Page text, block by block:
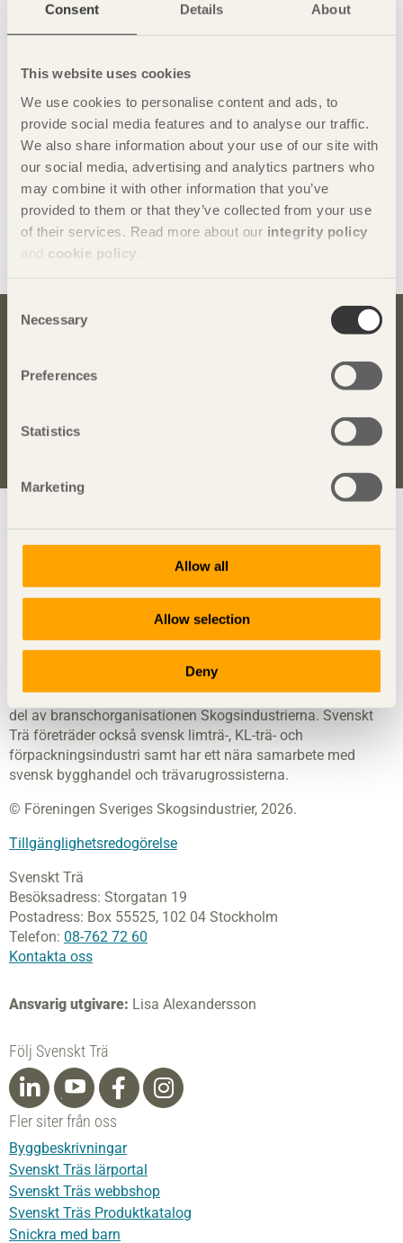
Consent Details About
This website uses cookies
We use cookies to personalise content and ads, to
provide social media features and to analyse our traffic.
We also share information about your use of our site with
our social media, advertising and analytics partners who
may combine it with other information that you’ve
provided to them or that they’ve collected from your use
of their services. Read more about our integrity policy
and cookie policy
Selection
Necessary
Preferences
Statistics
Marketing
Allow all
Allow selection
Deny
Dela denna sida:
Anmäl dig här för att få information om publikationer,
.
Svenskt Träsprider kunskap om trä, träprodukter och
träbyggande för att främja ett hållbart samhälle och en
livskraftig sågverksnäring. Det gör vi genom att inspirera,
utbilda och driva teknisk utveckling.
Svenskt Trä representerar svensk sågverksindustri och är en
del av branschorganisationen Skogsindustrierna. Svenskt
Trä företräder också svensk limträ-, KL-trä- och
förpackningsindustri samt har ett nära samarbete med
svensk bygghandel och trävarugrossisterna.
© Föreningen Sveriges Skogsindustrier, 2026.
Tillgänglighetsredogörelse
Svenskt Trä
Besöksadress: Storgatan 19
Postadress: Box 55525, 102 04 Stockholm
Telefon: 08-762 72 60
Kontakta oss
Ansvarig utgivare: Lisa Alexandersson
Följ Svenskt Trä
Fler siter från oss
Byggbeskrivningar
Svenskt Träs lärportal
Svenskt Träs webbshop
Svenskt Träs Produktkatalog
Snickra med barn